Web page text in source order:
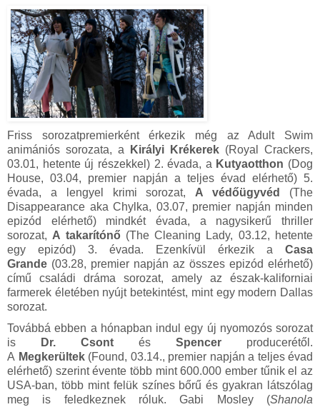
Friss sorozatpremierként érkezik még az Adult Swim
animániós sorozata, a
Királyi Krékerek (Royal Crackers,
03.01, hetente új részekkel) 2. évada, a Kutyaotthon (Dog
House, 03.04, premier napján a teljes évad elérhető) 5.
évada, a lengyel krimi sorozat, A védőügyvéd
(The
Disappearance aka Chylka, 03.07, premier napján minden
epizód elérhető) mindkét évada, a nagysikerű thriller
sorozat, A takarítónő(The Cleaning Lady, 03.12, hetente
egy epizód) 3. évada. Ezenkívül érkezik a Casa
Grande (03.28, premier napján az összes epizód elérhető)
című családi dráma sorozat, amely az észak-kaliforniai
farmerek életében nyújt betekintést, mint egy modern Dallas
sorozat.
Továbbá ebben a hónapban indul egy új nyomozós sorozat
is
Dr. Csont és Spencer producerétől.
A Megkerültek (Found, 03.14., premier napján a teljes évad
elérhető) szerint évente több mint 600.000 ember tűnik el az
USA-ban, több mint felük színes bőrű és gyakran látszólag
meg is feledkeznek róluk. Gabi Mosley (Shanola